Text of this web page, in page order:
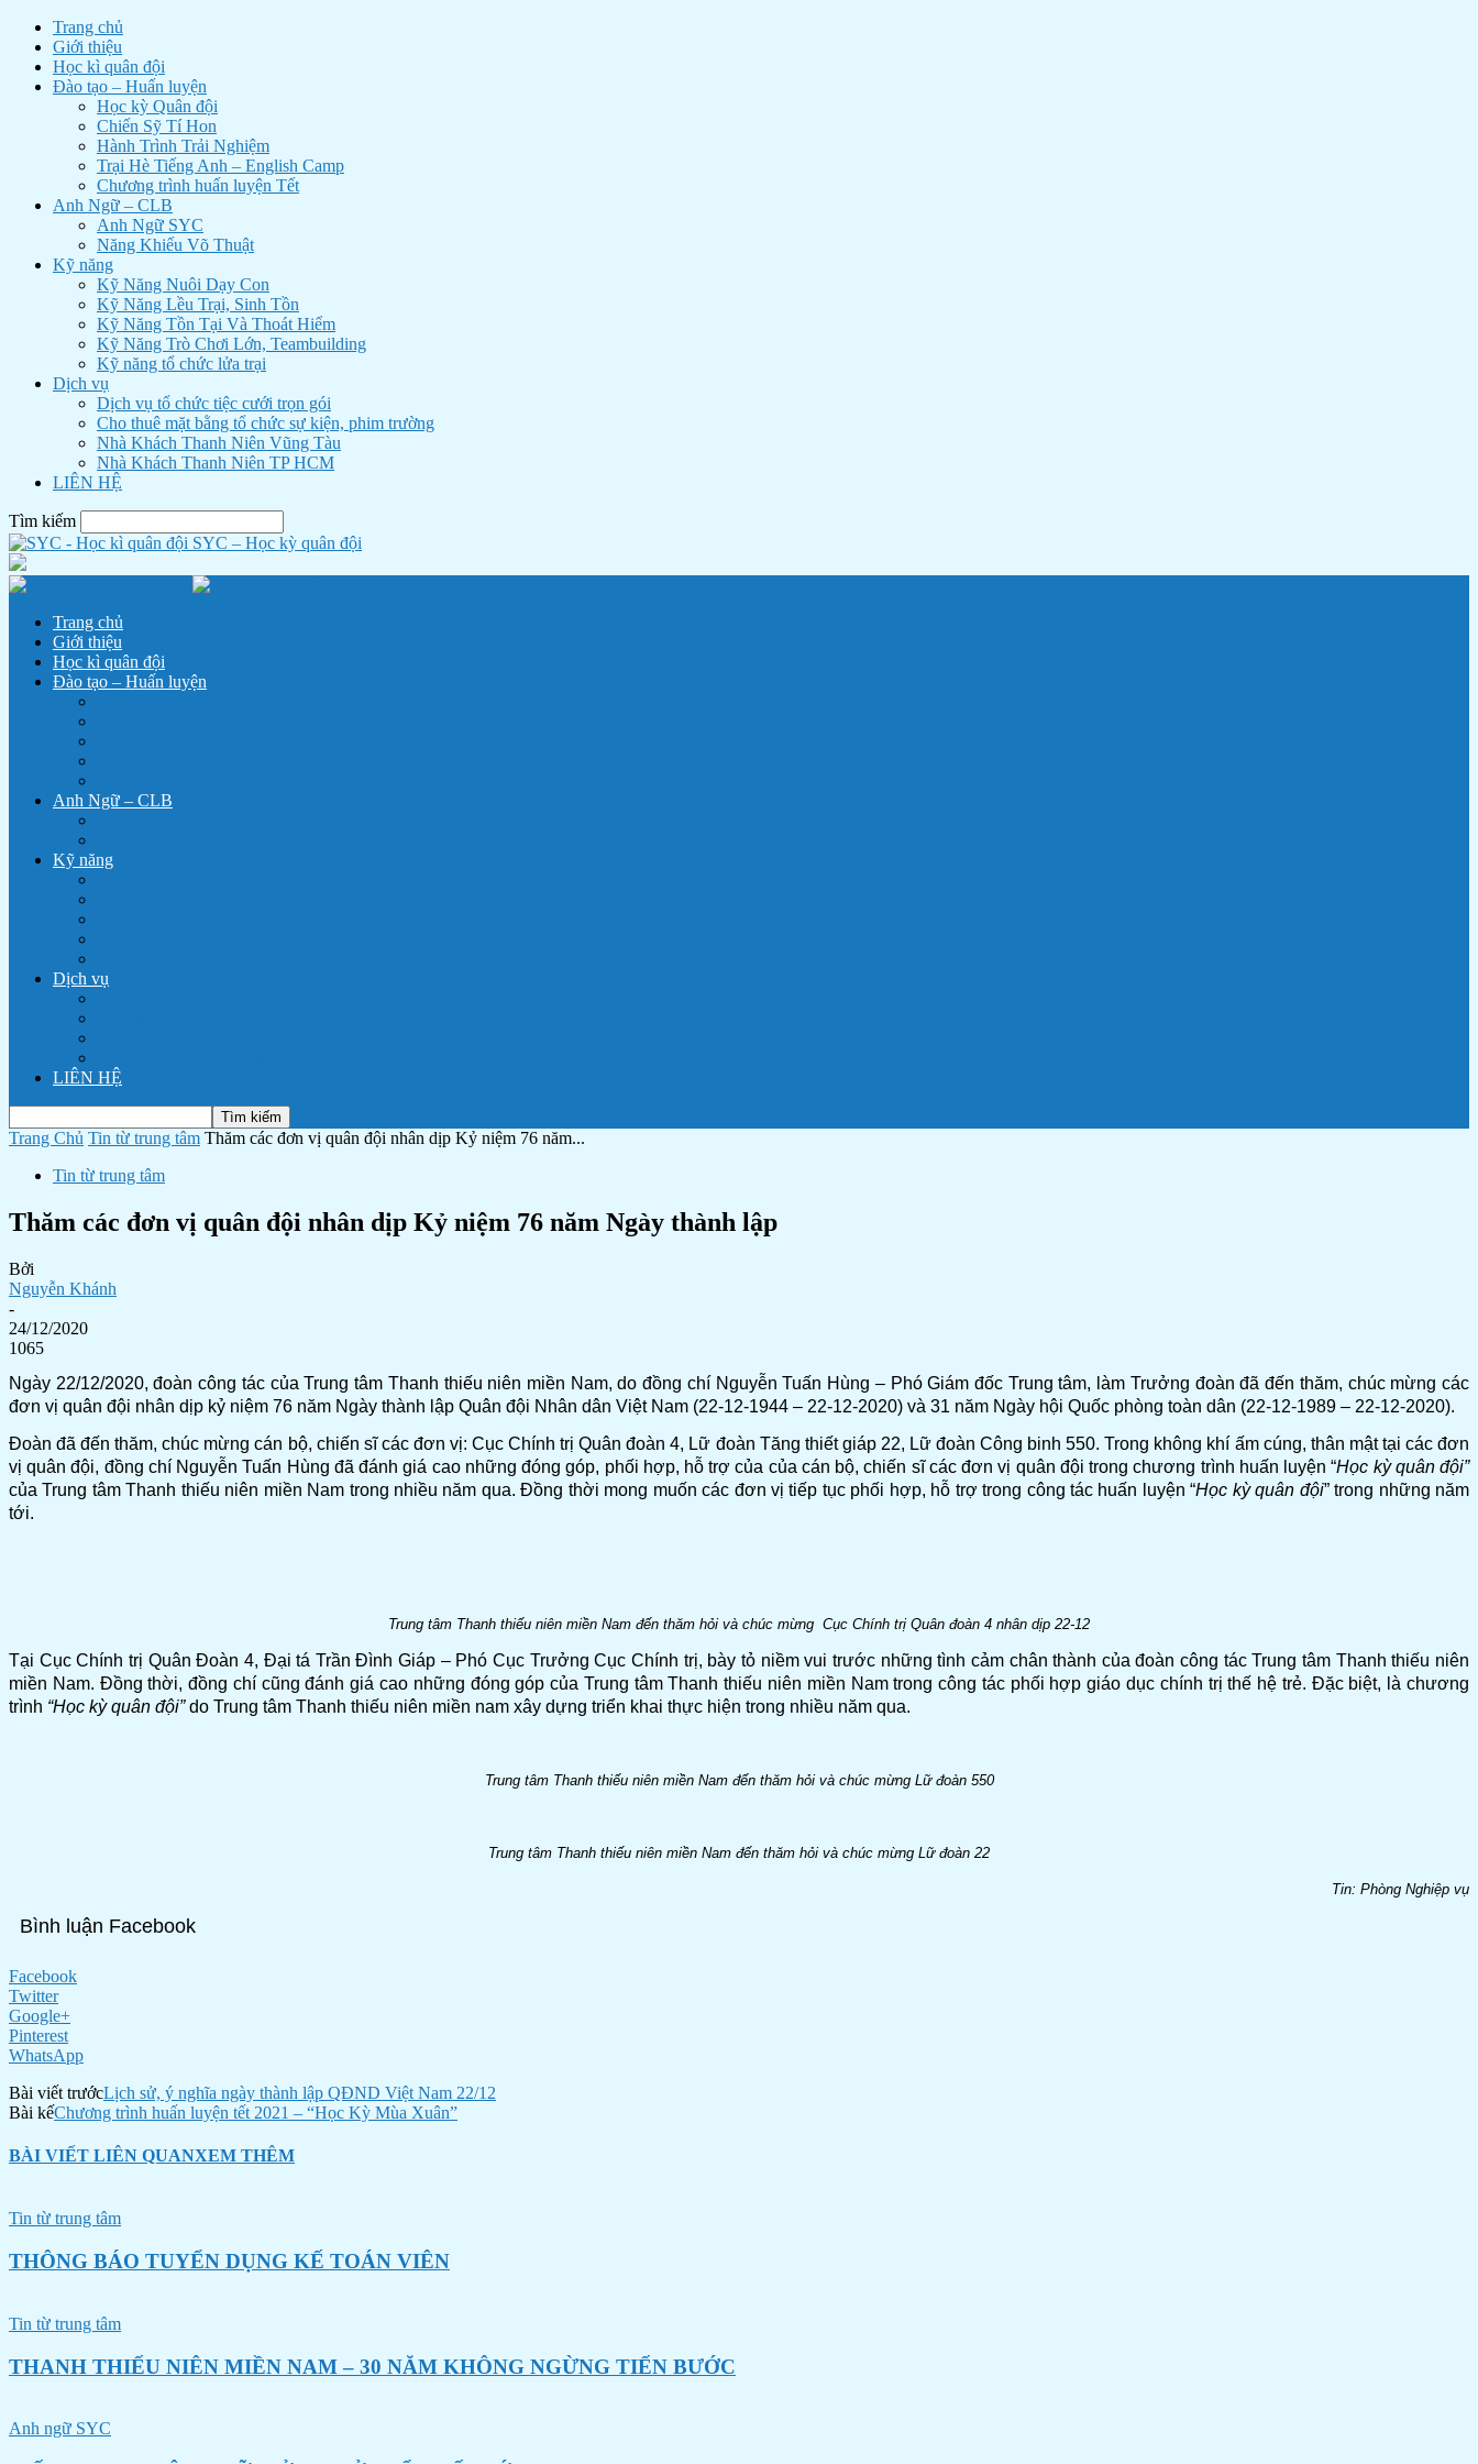
Trang chủ
Giới thiệu
Học kì quân đội
Đào tạo – Huấn luyện
Học kỳ Quân đội
Chiến Sỹ Tí Hon
Hành Trình Trải Nghiệm
Trại Hè Tiếng Anh – English Camp
Chương trình huấn luyện Tết
Anh Ngữ – CLB
Anh Ngữ SYC
Năng Khiếu Võ Thuật
Kỹ năng
Kỹ Năng Nuôi Dạy Con
Kỹ Năng Lều Trại, Sinh Tồn
Kỹ Năng Tồn Tại Và Thoát Hiểm
Kỹ Năng Trò Chơi Lớn, Teambuilding
Kỹ năng tổ chức lửa trại
Dịch vụ
Dịch vụ tổ chức tiệc cưới trọn gói
Cho thuê mặt bằng tổ chức sự kiện, phim trường
Nhà Khách Thanh Niên Vũng Tàu
Nhà Khách Thanh Niên TP HCM
LIÊN HỆ
Tìm kiếm
SYC – Học kỳ quân đội
Trang chủ
Giới thiệu
Học kì quân đội
Đào tạo – Huấn luyện
Anh Ngữ – CLB
Kỹ năng
Dịch vụ
LIÊN HỆ
Trang Chủ Tin từ trung tâm Thăm các đơn vị quân đội nhân dịp Kỷ niệm 76 năm...
Tin từ trung tâm
Thăm các đơn vị quân đội nhân dịp Kỷ niệm 76 năm Ngày thành lập
Bởi
Nguyễn Khánh
-
24/12/2020
1065
Ngày 22/12/2020, đoàn công tác của Trung tâm Thanh thiếu niên miền Nam, do đồng chí Nguyễn Tuấn Hùng – Phó Giám đốc Trung tâm, làm Trưởng đoàn đã đến thăm, chúc mừng các
đơn vị quân đội nhân dịp kỷ niệm 76 năm Ngày thành lập Quân đội Nhân dân Việt Nam (22-12-1944 – 22-12-2020) và 31 năm Ngày hội Quốc phòng toàn dân (22-12-1989 – 22-12-2020).
Đoàn đã đến thăm, chúc mừng cán bộ, chiến sĩ các đơn vị: Cục Chính trị Quân đoàn 4, Lữ đoàn Tăng thiết giáp 22, Lữ đoàn Công binh 550. Trong không khí ấm cúng, thân mật tại các đơn
vị quân đội, đồng chí Nguyễn Tuấn Hùng đã đánh giá cao những đóng góp, phối hợp, hỗ trợ của của cán bộ, chiến sĩ các đơn vị quân đội trong chương trình huấn luyện “Học kỳ quân đội”
của Trung tâm Thanh thiếu niên miền Nam trong nhiều năm qua. Đồng thời mong muốn các đơn vị tiếp tục phối hợp, hỗ trợ trong công tác huấn luyện “Học kỳ quân đội” trong những năm
tới.
Trung tâm Thanh thiếu niên miền Nam đến thăm hỏi và chúc mừng Cục Chính trị Quân đoàn 4 nhân dịp 22-12
Tại Cục Chính trị Quân Đoàn 4, Đại tá Trần Đình Giáp – Phó Cục Trưởng Cục Chính trị, bày tỏ niềm vui trước những tình cảm chân thành của đoàn công tác Trung tâm Thanh thiếu niên
miền Nam. Đồng thời, đồng chí cũng đánh giá cao những đóng góp của Trung tâm Thanh thiếu niên miền Nam trong công tác phối hợp giáo dục chính trị thế hệ trẻ. Đặc biệt, là chương
trình “Học kỳ quân đội”do Trung tâm Thanh thiếu niên miền nam xây dựng triển khai thực hiện trong nhiều năm qua.
Trung tâm Thanh thiếu niên miền Nam đến thăm hỏi và chúc mừng Lữ đoàn 550
Trung tâm Thanh thiếu niên miền Nam đến thăm hỏi và chúc mừng Lữ đoàn 22
Tin: Phòng Nghiệp vụ
Bình luận Facebook
Facebook
Twitter
Google+
Pinterest
WhatsApp
Bài viết trướcLịch sử, ý nghĩa ngày thành lập QĐND Việt Nam 22/12
Bài kếChương trình huấn luyện tết 2021 – “Học Kỳ Mùa Xuân”
BÀI VIẾT LIÊN QUANXEM THÊM
Tin từ trung tâm
THÔNG BÁO TUYỂN DỤNG KẾ TOÁN VIÊN
Tin từ trung tâm
THANH THIẾU NIÊN MIỀN NAM – 30 NĂM KHÔNG NGỪNG TIẾN BƯỚC
Anh ngữ SYC